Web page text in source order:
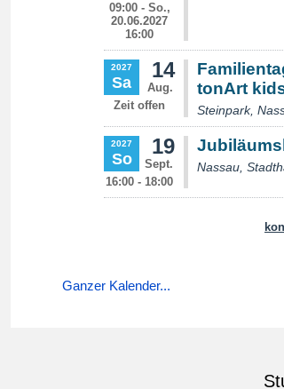
Ganzer Kalender...